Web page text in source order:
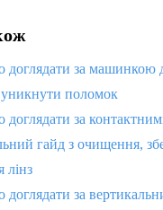
доглядати за машинкою
поломок
за
гайд з очищення,
лінз
доглядати за